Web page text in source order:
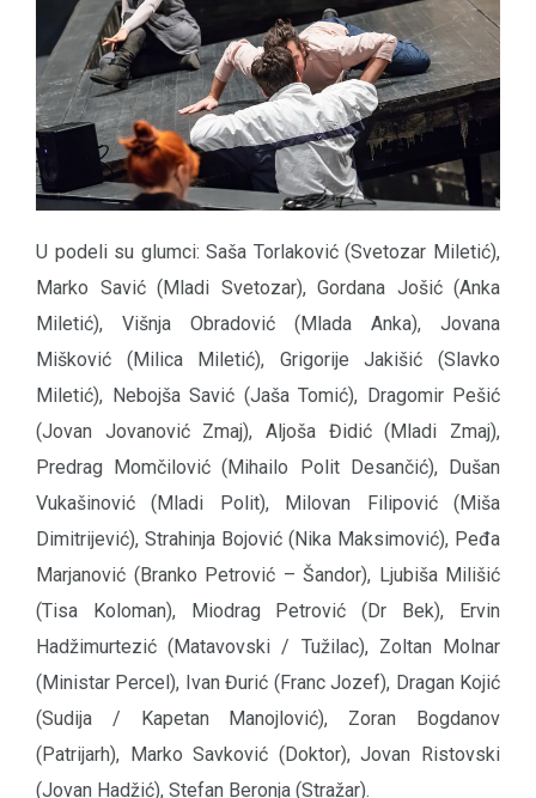
U podeli su glumci: Saša Torlaković (Svetozar Miletić),
Marko Savić (Mladi Svetozar), Gordana Jošić (Anka
Miletić), Višnja Obradović (Mlada Anka), Jovana
Mišković (Milica Miletić), Grigorije Jakišić (Slavko
Miletić), Nebojša Savić (Jaša Tomić), Dragomir Pešić
(Jovan Jovanović Zmaj), Aljoša Đidić (Mladi Zmaj),
Predrag Momčilović (Mihailo Polit Desančić), Dušan
Vukašinović (Mladi Polit), Milovan Filipović (Miša
Dimitrijević), Strahinja Bojović (Nika Maksimović), Peđa
Marjanović (Branko Petrović – Šandor), Ljubiša Milišić
(Tisa Koloman), Miodrag Petrović (Dr Bek), Ervin
Hadžimurtezić (Matavovski / Tužilac), Zoltan Molnar
(Ministar Percel), Ivan Đurić (Franc Jozef), Dragan Kojić
(Sudija / Kapetan Manojlović), Zoran Bogdanov
(Patrijarh), Marko Savković (Doktor), Jovan Ristovski
(Jovan Hadžić), Stefan Beronja (Stražar).